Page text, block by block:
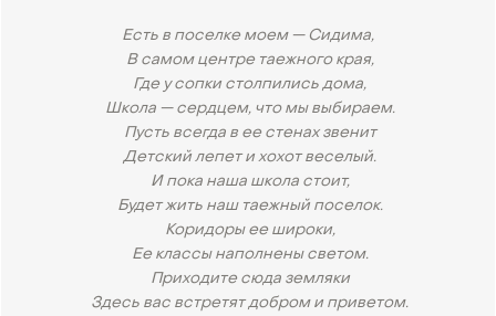
Есть в поселке моем — Сидима,
В самом центре таежного края,
Где у сопки столпились дома,
Школа — сердцем, что мы выбираем.
Пусть всегда в ее стенах звенит
Детский лепет и хохот веселый.
И пока наша школа стоит,
Будет жить наш таежный поселок.
Коридоры ее широки,
Ее классы наполнены светом.
Приходите сюда земляки
Здесь вас встретят добром и приветом.